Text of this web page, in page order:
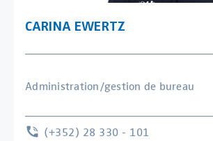
CARINA EWERTZ
Administration/gestion de bureau
(+352) 28 330 - 101